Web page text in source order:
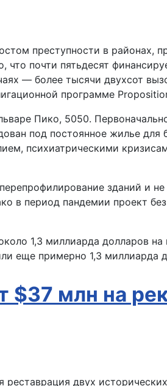
преступности в
что почти пятьдесят
— более тысячи двухсот
программе
Пико, 5050.
под постоянное жилье для
психиатрическими
зданий и
в период пандемии проект
1,3 миллиарда долларов
еще примерно 1,3 миллиарда
$37 млн на
двух